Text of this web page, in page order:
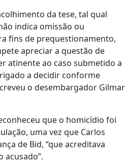
da tese, tal qual
indica omissão ou
fins de prequestionamento,
apreciar a questão de
atinente ao caso submetido a
a decidir conforme
o desembargador Gilmar
que o homicídio foi
uma vez que Carlos
de Bid, “que acreditava
acusado”.